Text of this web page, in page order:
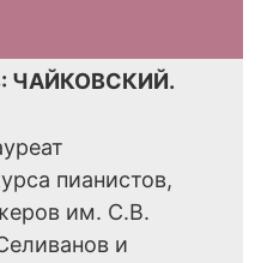
ЧАЙКОВСКИЙ.
пианистов,
им. С.В.
и